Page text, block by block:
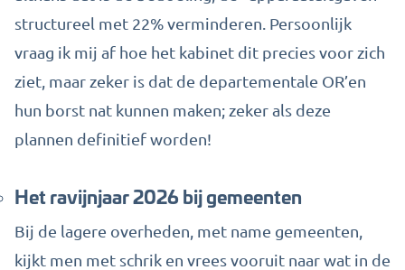
structureel met 22% verminderen. Persoonlijk
vraag ik mij af hoe het kabinet dit precies voor zich
ziet, maar zeker is dat de departementale OR’en
hun borst nat kunnen maken; zeker als deze
plannen definitief worden!
Het ravijnjaar 2026 bij gemeenten
Bij de lagere overheden, met name gemeenten,
kijkt men met schrik en vrees vooruit naar wat in de